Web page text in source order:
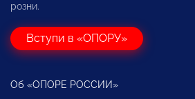
розни.
Вступи в «ОПОРУ»
Об «ОПОРЕ РОССИИ»